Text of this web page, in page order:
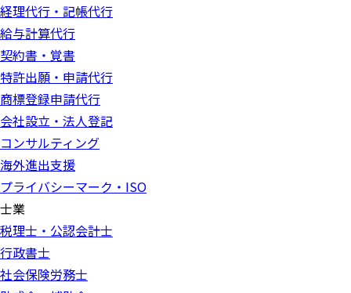
経理代行・記帳代行
給与計算代行
契約書・覚書
特許出願・申請代行
商標登録申請代行
会社設立・法人登記
コンサルティング
海外進出支援
プライバシーマーク・ISO
士業
税理士・公認会計士
行政書士
社会保険労務士